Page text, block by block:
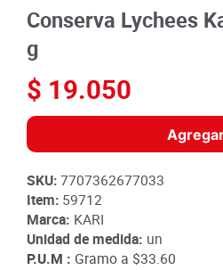
10. papa
Conserva Lychees
g
$ 19.050
SKU:7707362677033
Item: 59712
Marca: KARI
Unidad de medida: un
P.U.M : Gramo a $33.60